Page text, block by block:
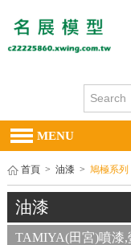
MENU
首頁 > 油漆 > 鳩極系列
油漆
TAMIYA(田宮)噴漆,